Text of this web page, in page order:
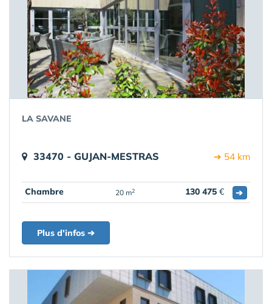
LA SAVANE
33470 - GUJAN-MESTRAS ➔ 54 km
Chambre 20 m2 130 475 € ➔
Plus d'infos ➔